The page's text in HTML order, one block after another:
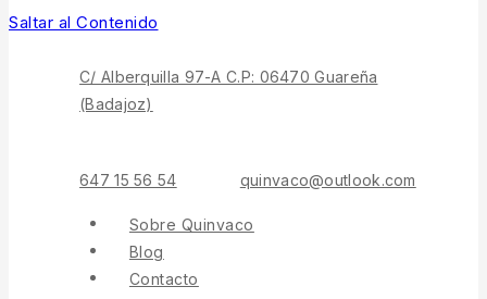
Saltar al Contenido
C/ Alberquilla 97-A C.P: 06470 Guareña
(Badajoz)
647 15 56 54 quinvaco@outlook.com
Sobre Quinvaco
Blog
Contacto